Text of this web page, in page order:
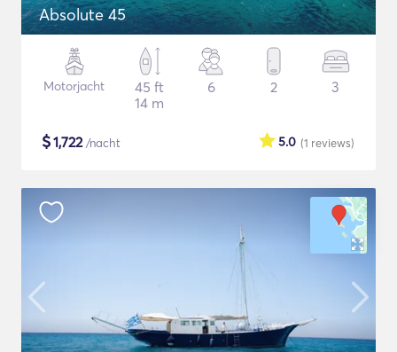
Absolute 45
Motorjacht
45 ft
14 m
6 2 3
$1,722/nacht (1 reviews)
5.0